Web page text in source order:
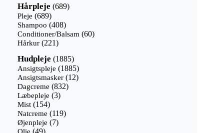
Hårpleje 689689
Pleje 689689
varer
Shampoo 408408
varer
Conditioner/Balsam 6060
Hårkur 221221
Hudpleje 18851885
varer
Ansigtspleje 18851885
varer
Ansigtsmasker 1212
Dagcreme 832832
Læbepleje 33
Mist 154154
varer
Natcreme 119119
Øjenpleje 77
Olie 4949